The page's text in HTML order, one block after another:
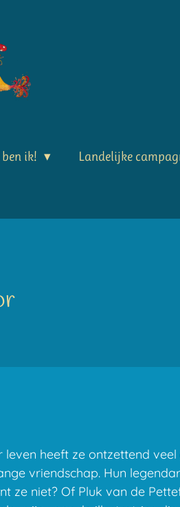
ik! Landelijke
heeft ze ontzettend veel
vriendschap. Hun
ze niet? Of Pluk van de